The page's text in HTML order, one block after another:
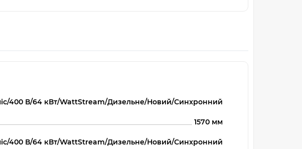
400 В/64 кВт/WattStream/Дизельне/Новий/Синхронний
1570 мм
400 В/64 кВт/WattStream/Дизельне/Новий/Синхронний